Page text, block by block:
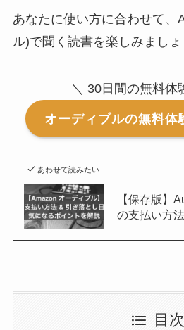
あなたに使い方に合わせて、
ル)で聞く読書を楽しみましょ
＼ 30日間の無料体
オーディブルの無料体
あわせて読みたい
【保存版】
の支払い方
目次